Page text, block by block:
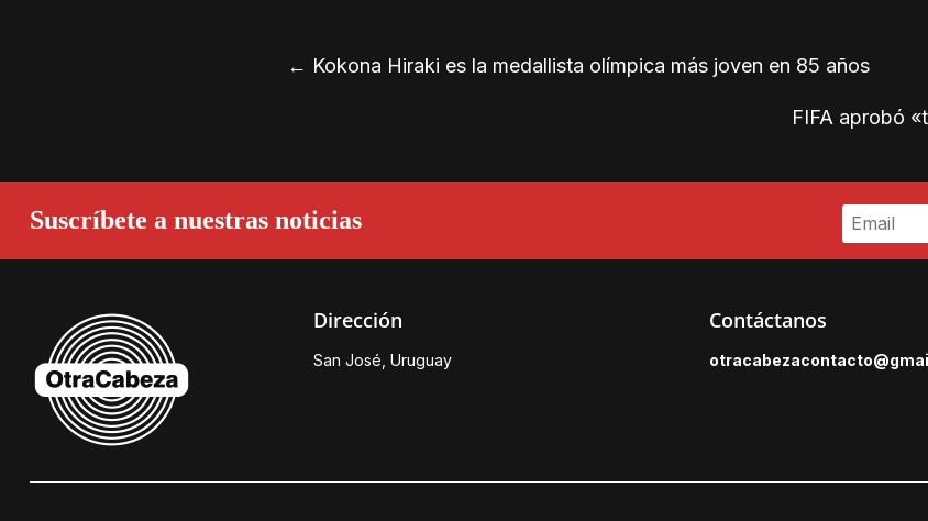
← Kokona Hiraki es la medallista olímpica más joven en 85 años
FIFA aprobó
Suscríbete a nuestras noticias
Dirección
San José, Uruguay
Contáctanos